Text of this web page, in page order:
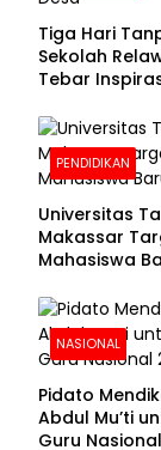
Tiga Hari
Sekolah
Tebar
PENDIDIKAN
Universitas
Makassar
Mahasiswa
NASIONAL
Pidato
Abdul Mu’ti
Guru